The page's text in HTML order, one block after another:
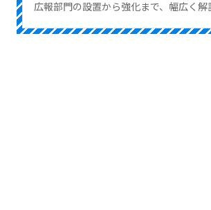
広報部門の設置から強化まで、幅広く解